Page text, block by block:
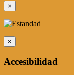
×
×
Accesibilidad